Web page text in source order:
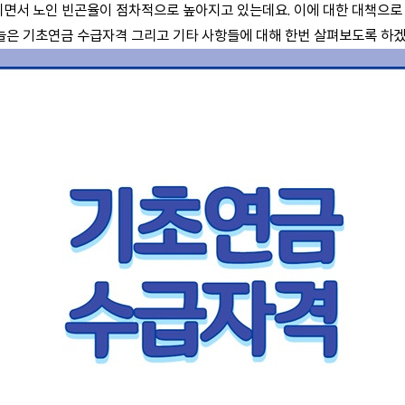
서 노인 빈곤율이 점차적으로 높아지고 있는데요. 이에 대한 대책으
은 기초연금 수급자격 그리고 기타 사항들에 대해 한번 살펴보도록 하